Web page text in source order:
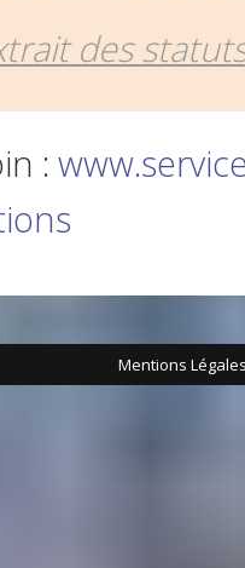
des
:
Mentions